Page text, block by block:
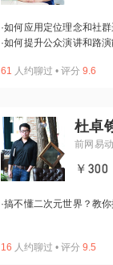
·如何应用定位理念和社
·如何提升公众演讲和路
61 人约聊过 • 评分 9.6
杜卓
前网易
￥300
·搞不懂二次元世界？教
16 人约聊过 • 评分 9.5